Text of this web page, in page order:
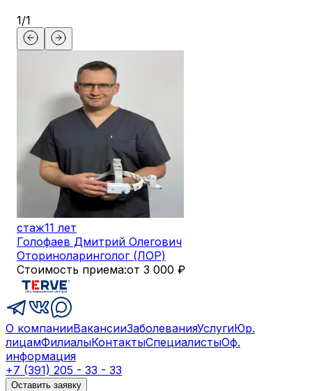
1/1
стаж11 лет
Голофаев Дмитрий Олегович
Оториноларинголог (ЛОР)
Стоимость приема:от 3 000 ₽
О компанииВакансииЗаболеванияУслугиЮр.
лицамФилиалыКонтактыСпециалистыОф.
информация
+7 (391) 205 - 33 - 33
Оставить заявку